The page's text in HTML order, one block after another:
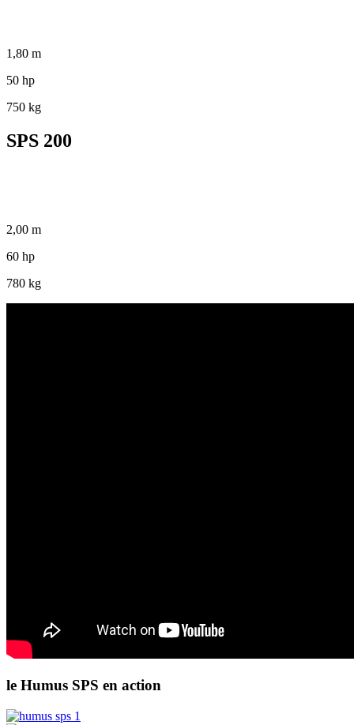
1,80 m
50 hp
750 kg
SPS 200
2,00 m
60 hp
780 kg
le Humus SPS en action